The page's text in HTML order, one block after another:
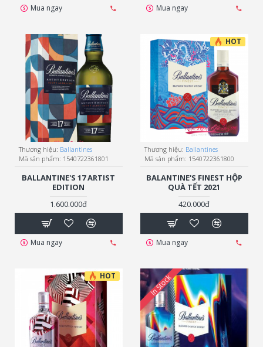
Mua ngay Mua ngay
Thương hiệu: Ballantines
Mã sản phẩm: 1540722361801
BALLANTINE'S 17 ARTIST
EDITION
1.600.000đ
Mua ngay
HOT
Thương hiệu: Ballantines
Mã sản phẩm: 1540722361800
BALANTINE'S FINEST HỘP
QUÀ TẾT 2021
420.000đ
Mua ngay
HOT In Stock